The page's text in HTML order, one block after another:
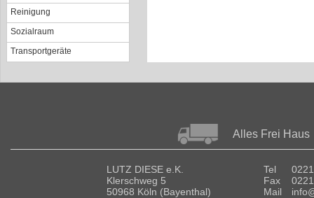
Reinigung
Sozialraum
Transportgeräte
Alles Frei Haus
LUTZ DIESE e.K.
Klerschweg 5
50968 Köln (Bayenthal)
Tel
Fax
Mail